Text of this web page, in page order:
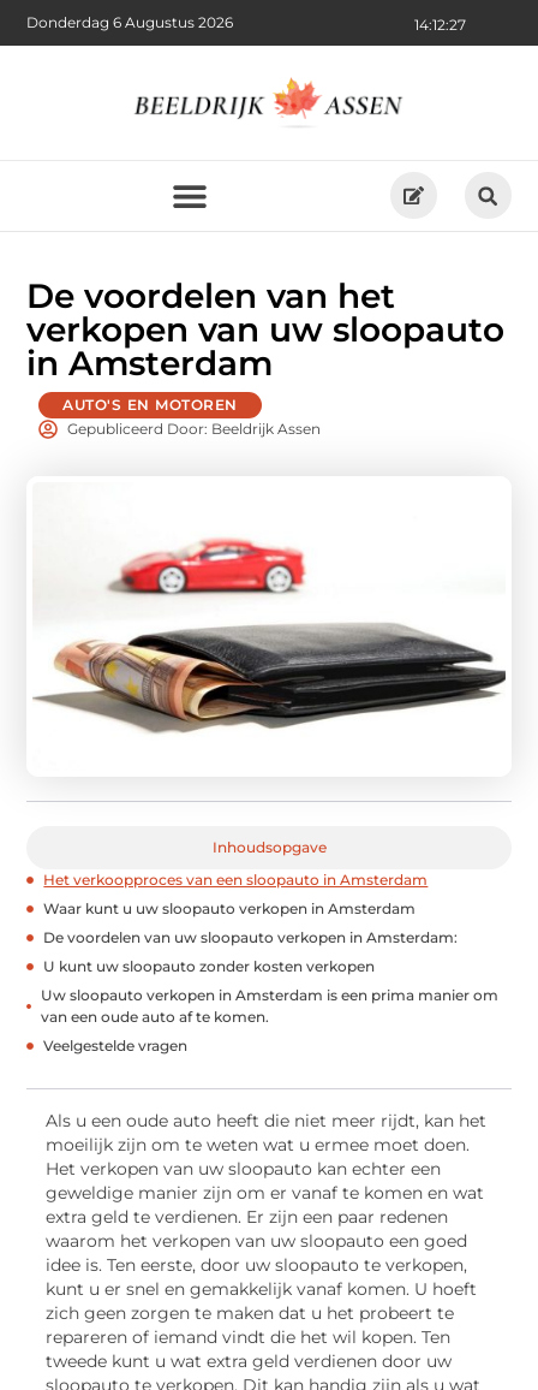
14:12:29
Donderdag 6 Augustus 2026
De voordelen van het
verkopen van uw sloopauto
in Amsterdam
AUTO'S EN MOTOREN
Gepubliceerd Door: Beeldrijk Assen
Inhoudsopgave
Het verkoopproces van een sloopauto in Amsterdam
Waar kunt u uw sloopauto verkopen in Amsterdam
De voordelen van uw sloopauto verkopen in Amsterdam:
U kunt uw sloopauto zonder kosten verkopen
Uw sloopauto verkopen in Amsterdam is een prima manier om
van een oude auto af te komen.
Veelgestelde vragen
Als u een oude auto heeft die niet meer rijdt, kan het
moeilijk zijn om te weten wat u ermee moet doen.
Het verkopen van uw sloopauto kan echter een
geweldige manier zijn om er vanaf te komen en wat
extra geld te verdienen. Er zijn een paar redenen
waarom het verkopen van uw sloopauto een goed
idee is. Ten eerste, door uw sloopauto te verkopen,
kunt u er snel en gemakkelijk vanaf komen. U hoeft
zich geen zorgen te maken dat u het probeert te
repareren of iemand vindt die het wil kopen. Ten
tweede kunt u wat extra geld verdienen door uw
sloopauto te verkopen. Dit kan handig zijn als u wat